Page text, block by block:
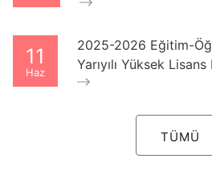
11
Haz
2025-2026 Eğitim-
Yarıyılı Yüksek
TÜMÜ